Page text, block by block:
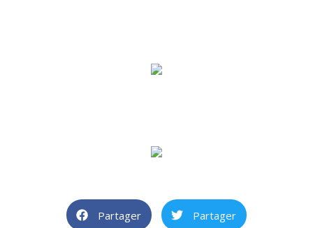
Partager Partager